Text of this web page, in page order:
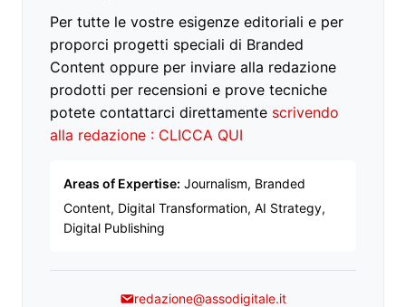
Per tutte le vostre esigenze editoriali e per
proporci progetti speciali di Branded
Content oppure per inviare alla redazione
prodotti per recensioni e prove tecniche
potete contattarci direttamente scrivendo
alla redazione : CLICCA QUI
Areas of Expertise: Journalism, Branded
Content, Digital Transformation, AI Strategy,
Digital Publishing
redazione@assodigitale.it